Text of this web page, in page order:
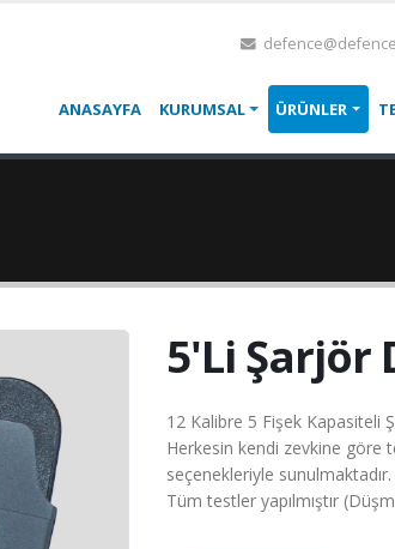
ANASAYFA KURUMSAL ÜRÜNLER
5'Li Şarjör
12 Kalibre 5 Fişek Kapasiteli
Herkesin kendi zevkine göre
seçenekleriyle sunulmaktadır.
Tüm testler yapılmıştır